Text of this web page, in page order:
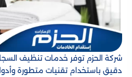
شركة الحزم توفر خدمات تنظيف
دقيق باستخدام تقنيات متطورة